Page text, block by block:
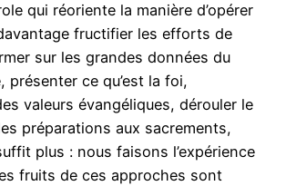
qui réoriente la manière d’opérer
fructifier les efforts de
sur les grandes données du
présenter ce qu’est la foi,
valeurs évangéliques, dérouler le
préparations aux sacrements,
plus : nous faisons l’expérience
fruits de ces approches sont